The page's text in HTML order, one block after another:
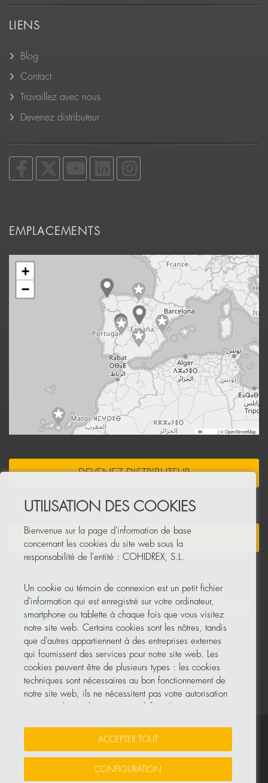
LIENS
Blog
Contact
Travaillez avec nous
Devenez distributeur
EMPLACEMENTS
+
−
|© OpenStreetMap
DEVENEZ DISTRIBUTEUR
NEWSLETTER
Vos données sont sécurisées • Protection des données
© Tous droits réservés, COHIDREX GLOBAL PARTS, S.L.U.
UTILISATION DES COOKIES
Bienvenue sur la page d'information de base
concernant les cookies du site web sous la
responsabilité de l'entité : COHIDREX, S.L.
Un cookie ou témoin de connexion est un petit fichier
d'information qui est enregistré sur votre ordinateur,
smartphone ou tablette à chaque fois que vous visitez
notre site web. Certains cookies sont les nôtres, tandis
que d'autres appartiennent à des entreprises externes
qui fournissent des services pour notre site web. Les
cookies peuvent être de plusieurs types : les cookies
techniques sont nécessaires au bon fonctionnement de
notre site web, ils ne nécessitent pas votre autorisation
goûts et intérêts personnels.
ACCEPTER TOUT
CONFIGURATION